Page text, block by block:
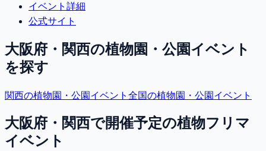
イベント詳細
公式サイト
大阪府・関西の植物園・公園イベント
を探す
関西の植物園・公園イベント 全国の植物園・公園イベント
大阪府・関西で開催予定の植物フリマ
イベント